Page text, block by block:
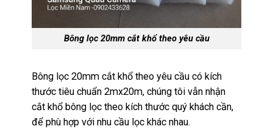
Bông lọc 20mm cắt khổ theo yêu cầu
Bông lọc 20mm cắt khổ theo yêu cầu có kích
thước tiêu chuẩn 2mx20m, chúng tôi vẫn nhận
cắt khổ bông lọc theo kích thước quý khách cần,
để phù hợp với nhu cầu lọc khác nhau.